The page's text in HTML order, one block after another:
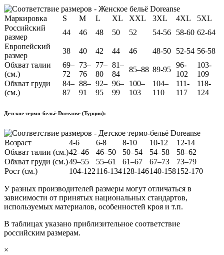
Маркировка S M L XL XXL 3XL 4XL
5XL
Российский
размер
44 46 48 50 52 54-56 58-60 62-64
Европейский
размер
38 40 42 44 46 48-50 52-54 56-58
Обхват талии
(см.)
69–
72
73–
76
77–
80
81–
84
85–88 89-95
96-
102
103-
109
Обхват груди
(см.)
84–
87
88–
91
92–
95
96–
99
100–
103
104–
110
111-
117
118-
124
Детское термо-бельё Doreanse (Турция):
Возраст 4-6 6-8 8-10 10-12
12-14
Обхват талии (см.)42–46 46–50 50–54 54–58
58–62
Обхват груди (см.)49–55 55–61 61–67 67–73
73–79
Рост (см.)
104-122116-134128-146140-158152-170
У разных производителей размеры могут отличаться в
зависимости от принятых национальных стандартов,
используемых материалов, особенностей кроя и т.п.
В таблицах указано приблизительное соответствие
российским размерам.
×